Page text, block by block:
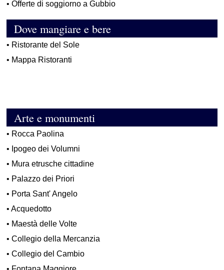
•Offerte di soggiorno a Gubbio
Dove mangiare e bere
• Ristorante del Sole
• Mappa Ristoranti
Arte e monumenti
• Rocca Paolina
• Ipogeo dei Volumni
• Mura etrusche cittadine
• Palazzo dei Priori
• Porta Sant' Angelo
•Acquedotto
• Maestà delle Volte
•Collegio della Mercanzia
•Collegio del Cambio